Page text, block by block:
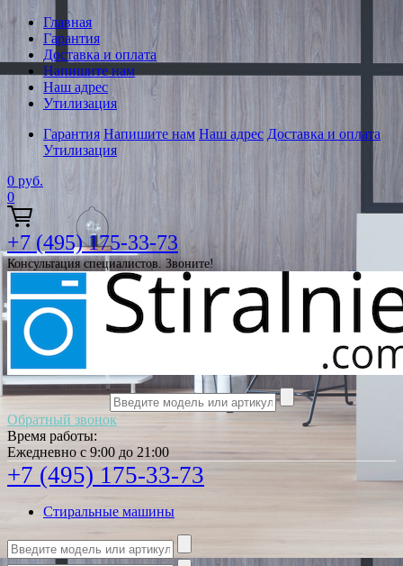
Главная
Гарантия
Доставка и оплата
Напишите нам
Наш адрес
Утилизация
Гарантия Напишите нам Наш адрес Доставка и оплата
Утилизация
0 руб.
0
+7 (495) 175-33-73
Консультация специалистов. Звоните!
Обратный звонок
Время работы:
Ежедневно с 9:00 до 21:00
+7 (495) 175-33-73
Стиральные машины